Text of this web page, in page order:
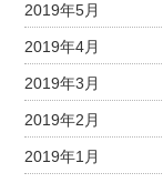
2019年5月
2019年4月
2019年3月
2019年2月
2019年1月